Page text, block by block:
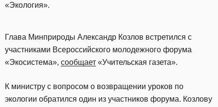
«Экология».
Глава Минприроды Александр Козлов встретился с
участниками Всероссийского молодежного форума
«Экосистема», сообщает «Учительская газета».
К министру с вопросом о возвращении уроков по
экологии обратился один из участников форума. Козлову